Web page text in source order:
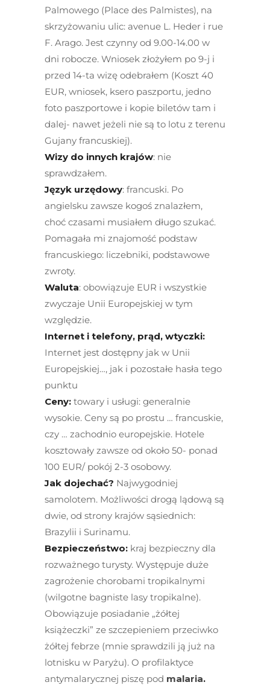
Palmowego (Place des Palmistes), na
skrzyżowaniu ulic: avenue L. Heder i rue
F. Arago. Jest czynny od 9.00-14.00 w
dni robocze. Wniosek złożyłem po 9-j i
przed 14-ta wizę odebrałem (Koszt 40
EUR, wniosek, ksero paszportu, jedno
foto paszportowe i kopie biletów tam i
dalej- nawet jeżeli nie są to lotu z terenu
Gujany francuskiej).
Wizy do innych krajów: nie
sprawdzałem.
Język urzędowy: francuski. Po
angielsku zawsze kogoś znalazłem,
choć czasami musiałem długo szukać.
Pomagała mi znajomość podstaw
francuskiego: liczebniki, podstawowe
zwroty.
Waluta: obowiązuje EUR i wszystkie
zwyczaje Unii Europejskiej w tym
względzie.
Internet i telefony, prąd, wtyczki:
Internet jest dostępny jak w Unii
Europejskiej…, jak i pozostałe hasła tego
punktu
Ceny: towary i usługi: generalnie
wysokie. Ceny są po prostu … francuskie,
czy … zachodnio europejskie. Hotele
kosztowały zawsze od około 50- ponad
100 EUR/ pokój 2-3 osobowy.
Jak dojechać? Najwygodniej
samolotem. Możliwości drogą lądową są
dwie, od strony krajów sąsiednich:
Brazylii i Surinamu.
Bezpieczeństwo: kraj bezpieczny dla
rozważnego turysty. Występuje duże
zagrożenie chorobami tropikalnymi
(wilgotne bagniste lasy tropikalne).
Obowiązuje posiadanie „żółtej
książeczki” ze szczepieniem przeciwko
żółtej febrze (mnie sprawdzili ją już na
lotnisku w Paryżu). O profilaktyce
antymalarycznej piszę pod malaria.